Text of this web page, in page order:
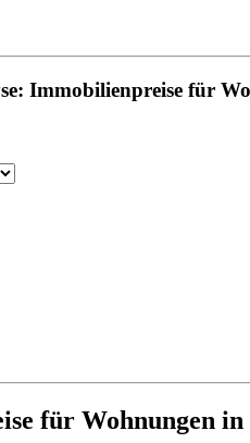
Immobilienpreise für
für Wohnungen